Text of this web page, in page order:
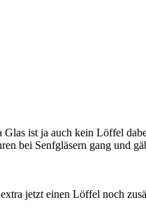
ist ja auch kein Löffel
bei Senfgläsern gang und
jetzt einen Löffel noch